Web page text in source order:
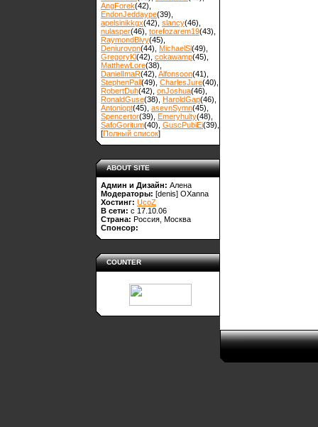
AngForek(42)
EndonJeddaype(39)
apelsinikkgx(42) slancy(46)
nulasper(46) torefozarem19(43)
RaymondBivy(45)
Deniurovpn(44) MichaelSl(49)
GregoryKl(42) cokawamp(45)
MatthewLore(38)
DanielImaR(42) Alfonsoon(41)
StephenPall(49) CharlesJure(40)
RobertDuh(42) onJoshua(46)
RonaldGuse(38) HaroldGap(46)
Antoniopt(45) asevnSymn(45)
Spencertor(39) Emeryhulty(48)
SafoGoritum(40) GuscPubiEi(39)
[Полный список]
ABOUT SITE
Админ и Дизайн: Алена
Модераторы: [denis] OXanna
Хостинг: UcoZ
В сети: с 17.10.06
Страна: Россия, Москва
Спонсор:
COUNTER